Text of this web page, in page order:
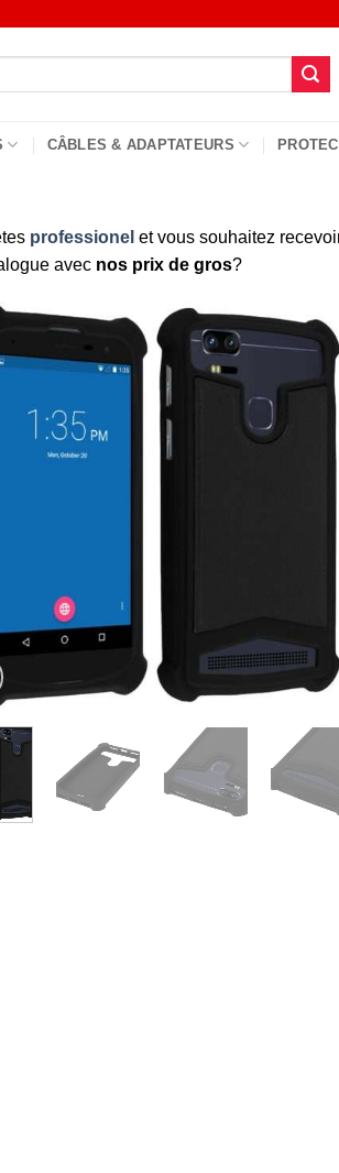
CÂBLES & ADAPTATEURS
professionel et vous souhaitez
avec nos prix de gros?